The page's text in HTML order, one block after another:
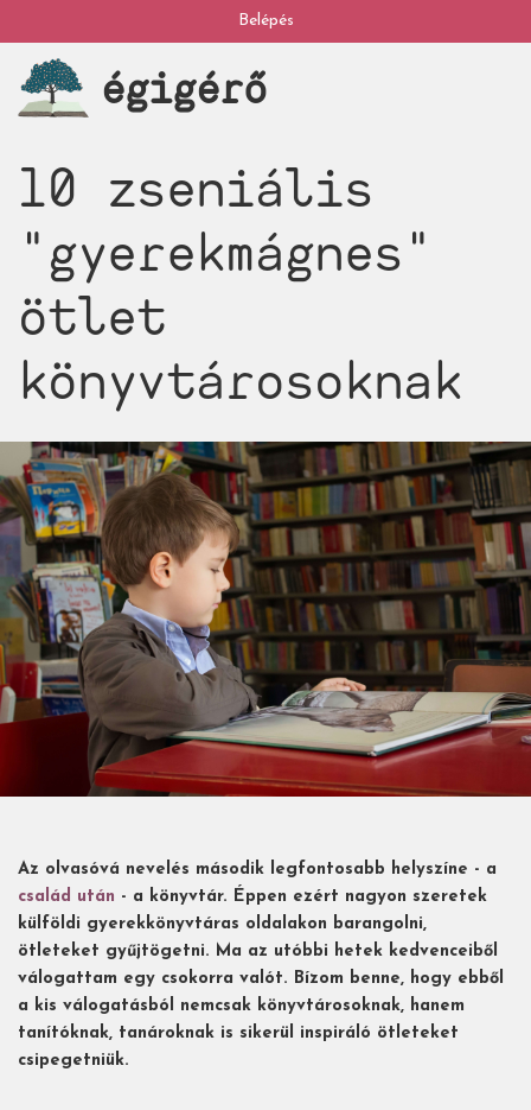
a
tartalomra
My
account
Belépés
égigérő
10 zseniális
"gyerekmágnes"
ötlet
könyvtárosoknak
Az olvasóvá nevelés második legfontosabb helyszíne - a
család után - a könyvtár. Éppen ezért nagyon szeretek
külföldi gyerekkönyvtáras oldalakon barangolni,
ötleteket gyűjtögetni. Ma az utóbbi hetek kedvenceiből
válogattam egy csokorra valót. Bízom benne, hogy ebből
a kis válogatásból nemcsak könyvtárosoknak, hanem
tanítóknak, tanároknak is sikerül inspiráló ötleteket
csipegetniük.